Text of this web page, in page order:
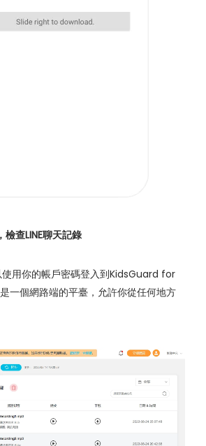
檢查LINE聊天記錄
用你的帳戶密碼登入到KidsGuard for
一個網路端的平臺，允許你從任何地方